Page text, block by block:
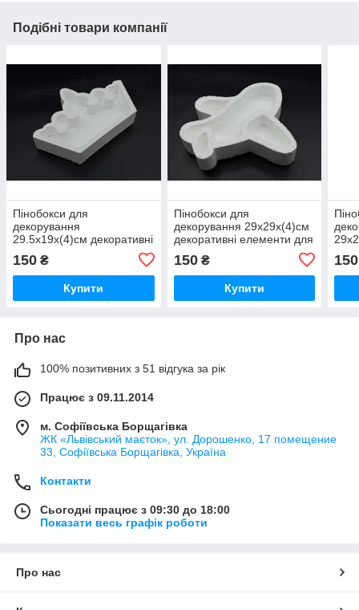
Подібні товари компанії
Пінобокси для
декорування
29.5х19х(4)см декоративні
елементи для творчості. /
Пінобокси для
декорування
29.5х19х(4)см декоративні
150 ₴
Купити
Пінобокси для
декорування 29х29х(4)см
декоративні елементи для
творчості. / Пінобокси для
декорування 29х29х(4)см
декоративні
150₴
Купити
150
Про нас
100% позитивних з 51 відгука за рік
Працює з 09.11.2014
м. Софіївська Борщагівка
ЖК «Львівський маєток», ул. Дорошенко, 17 помещение
33, Софіївська Борщагівка, Україна
Контакти
Сьогодні працює з 09:30 до 18:00
Показати весь графік роботи
Про нас